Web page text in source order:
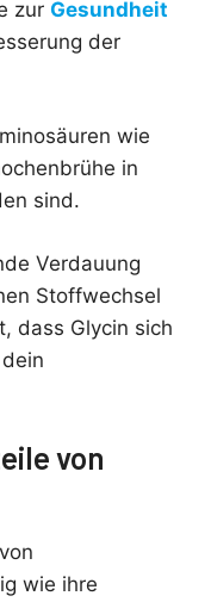
zur Gesundheit
der
wie
in
sind.
Verdauung
Stoffwechsel
dass Glycin sich
von
wie ihre